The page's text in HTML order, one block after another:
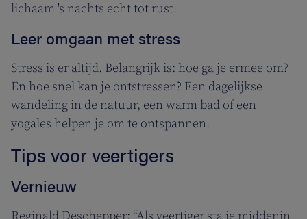
lichaam 's nachts echt tot rust.
Leer omgaan met stress
Stress is er altijd. Belangrijk is: hoe ga je ermee om?
En hoe snel kan je ontstressen? Een dagelijkse
wandeling in de natuur, een warm bad of een
yogales helpen je om te ontspannen.
Tips voor veertigers
Vernieuw